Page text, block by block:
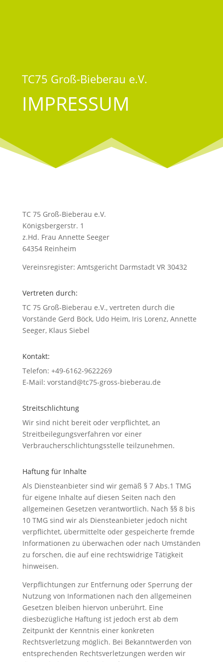
TC75 Groß-Bieberau e.V.
IMPRESSUM
TC 75 Groß-Bieberau e.V.
Königsbergerstr. 1
z.Hd. Frau Annette Seeger
64354 Reinheim
Vereinsregister: Amtsgericht Darmstadt VR 30432
Vertreten durch:
TC 75 Groß-Bieberau e.V., vertreten durch die
Vorstände Gerd Böck, Udo Heim, Iris Lorenz, Annette
Seeger, Klaus Siebel
Kontakt:
Telefon: +49-6162-9622269
E-Mail: vorstand@tc75-gross-bieberau.de
Streitschlichtung
Wir sind nicht bereit oder verpflichtet, an
Streitbeilegungsverfahren vor einer
Verbraucherschlichtungsstelle teilzunehmen.
Haftung für Inhalte
Als Diensteanbieter sind wir gemäß § 7 Abs.1 TMG
für eigene Inhalte auf diesen Seiten nach den
allgemeinen Gesetzen verantwortlich. Nach §§ 8 bis
10 TMG sind wir als Diensteanbieter jedoch nicht
verpflichtet, übermittelte oder gespeicherte fremde
Informationen zu überwachen oder nach Umständen
zu forschen, die auf eine rechtswidrige Tätigkeit
hinweisen.
Verpflichtungen zur Entfernung oder Sperrung der
Nutzung von Informationen nach den allgemeinen
Gesetzen bleiben hiervon unberührt. Eine
diesbezügliche Haftung ist jedoch erst ab dem
Zeitpunkt der Kenntnis einer konkreten
Rechtsverletzung möglich. Bei Bekanntwerden von
entsprechenden Rechtsverletzungen werden wir